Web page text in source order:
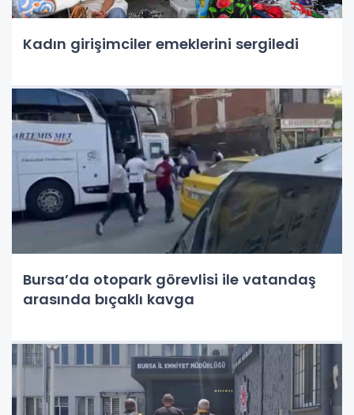
Kadın girişimciler emeklerini sergiledi
Bursa’da otopark görevlisi ile vatandaş
arasında bıçaklı kavga